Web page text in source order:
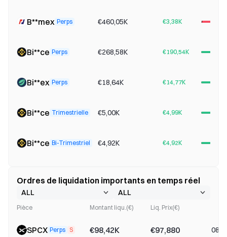
B**mex Perps €460,05K €3,38K
Bi**ce Perps €268,58K €190,54K
Bi**ex Perps €18,64K €14,77K
Bi**ce Trimestrielle €5,00K €4,99K
Bi**ce Bi-Trimestriel €4,92K €4,92K
Ordres de liquidation importants en temps réel
Pièce Montant liqu.(€) Liq. Prix(€)
SPCX Perps S €98,42K €97,880 08-